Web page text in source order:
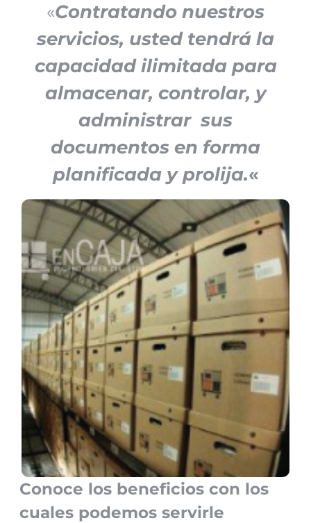
«Contratando nuestros
servicios, usted tendrá la
capacidad ilimitada para
almacenar, controlar, y
administrar sus
documentos en forma
planificada y prolija.«
Conoce los beneficios con los
cuales podemos servirle